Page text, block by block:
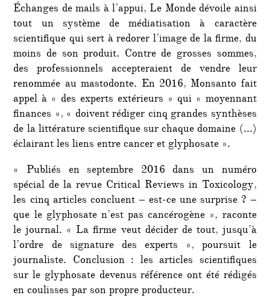
Échanges de mails à l’appui, Le Monde dévoile ainsi
tout un système de médiatisation à caractère
scientifique qui sert à redorer l’image de la firme, du
moins de son produit. Contre de grosses sommes,
des professionnels accepteraient de vendre leur
renommée au mastodonte. En 2016, Monsanto fait
appel à « des experts extérieurs » qui « moyennant
finances », « doivent rédiger cinq grandes synthèses
de la littérature scientifique sur chaque domaine (…)
éclairant les liens entre cancer et glyphosate ».
« Publiés en septembre 2016 dans un numéro
spécial de la revue Critical Reviews in Toxicology,
les cinq articles concluent – est-ce une surprise ? –
que le glyphosate n’est pas cancérogène », raconte
le journal. « La firme veut décider de tout, jusqu’à
l’ordre de signature des experts », poursuit le
journaliste. Conclusion : les articles scientifiques
sur le glyphosate devenus référence ont été rédigés
en coulisses par son propre producteur.